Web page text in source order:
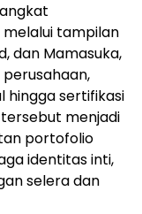
tampilan
dan Mamasuka,
hingga sertifikasi
menjadi
portofolio
identitas inti,
selera dan